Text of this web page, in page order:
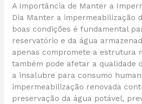
A Importância de Manter a
Dia Manter a impermeabilização
boas condições é fundamental
reservatório e da água
apenas compromete a estrutura
também pode afetar a qualidade
a insalubre para consumo
impermeabilização renovada
preservação da água potável,